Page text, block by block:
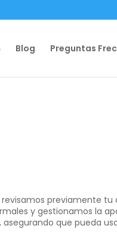
Blog Preguntas
previamente tu
y gestionamos la
que pueda